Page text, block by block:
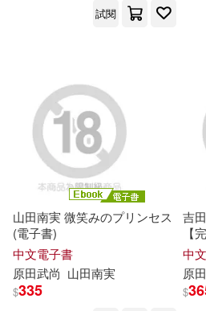
故宮精品(1) 電子書
プレステージ出版(写真集
ｍａｇｎｅｔｉｃ Ｇ編集
園田みおん(74) 極
根華編輯部(71)
ケイ・エム・プロデュース
石油工業出版社(377)
悅文社(372)
機械工業出版社(367)
ZERO ONE
科學出版
可海外宅配(31882)
可新加坡店取(30621)
可菲律賓店取(30886)
上市日期
一個月內上市新品(304)
試閱
山田南実 微笑みのプリンセス
(電子書)
中文電子書
原田武尚 山田南実
$335
吉
【
中
原
$